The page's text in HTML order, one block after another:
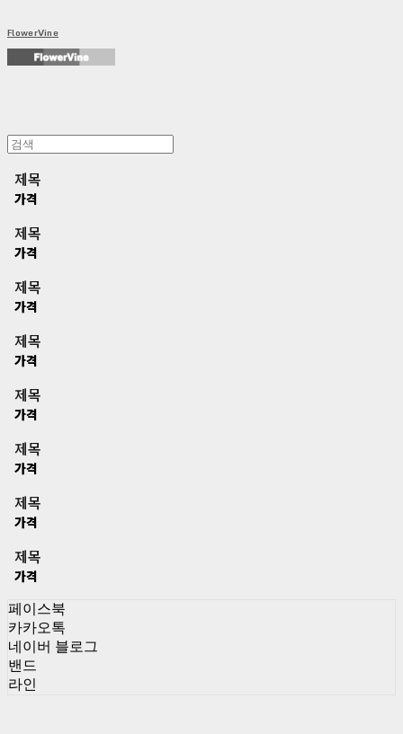
FlowerVine
제목
가격
제목
가격
제목
가격
제목
가격
제목
가격
제목
가격
제목
가격
제목
가격
페이스북
카카오톡
네이버 블로그
밴드
라인